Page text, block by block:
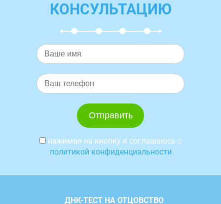
КОНСУЛЬТАЦИЮ
нажимая на кнопку я соглашаюсь с
политикой конфиденциальности
ДНК-ТЕСТ НА ОТЦОВСТВО